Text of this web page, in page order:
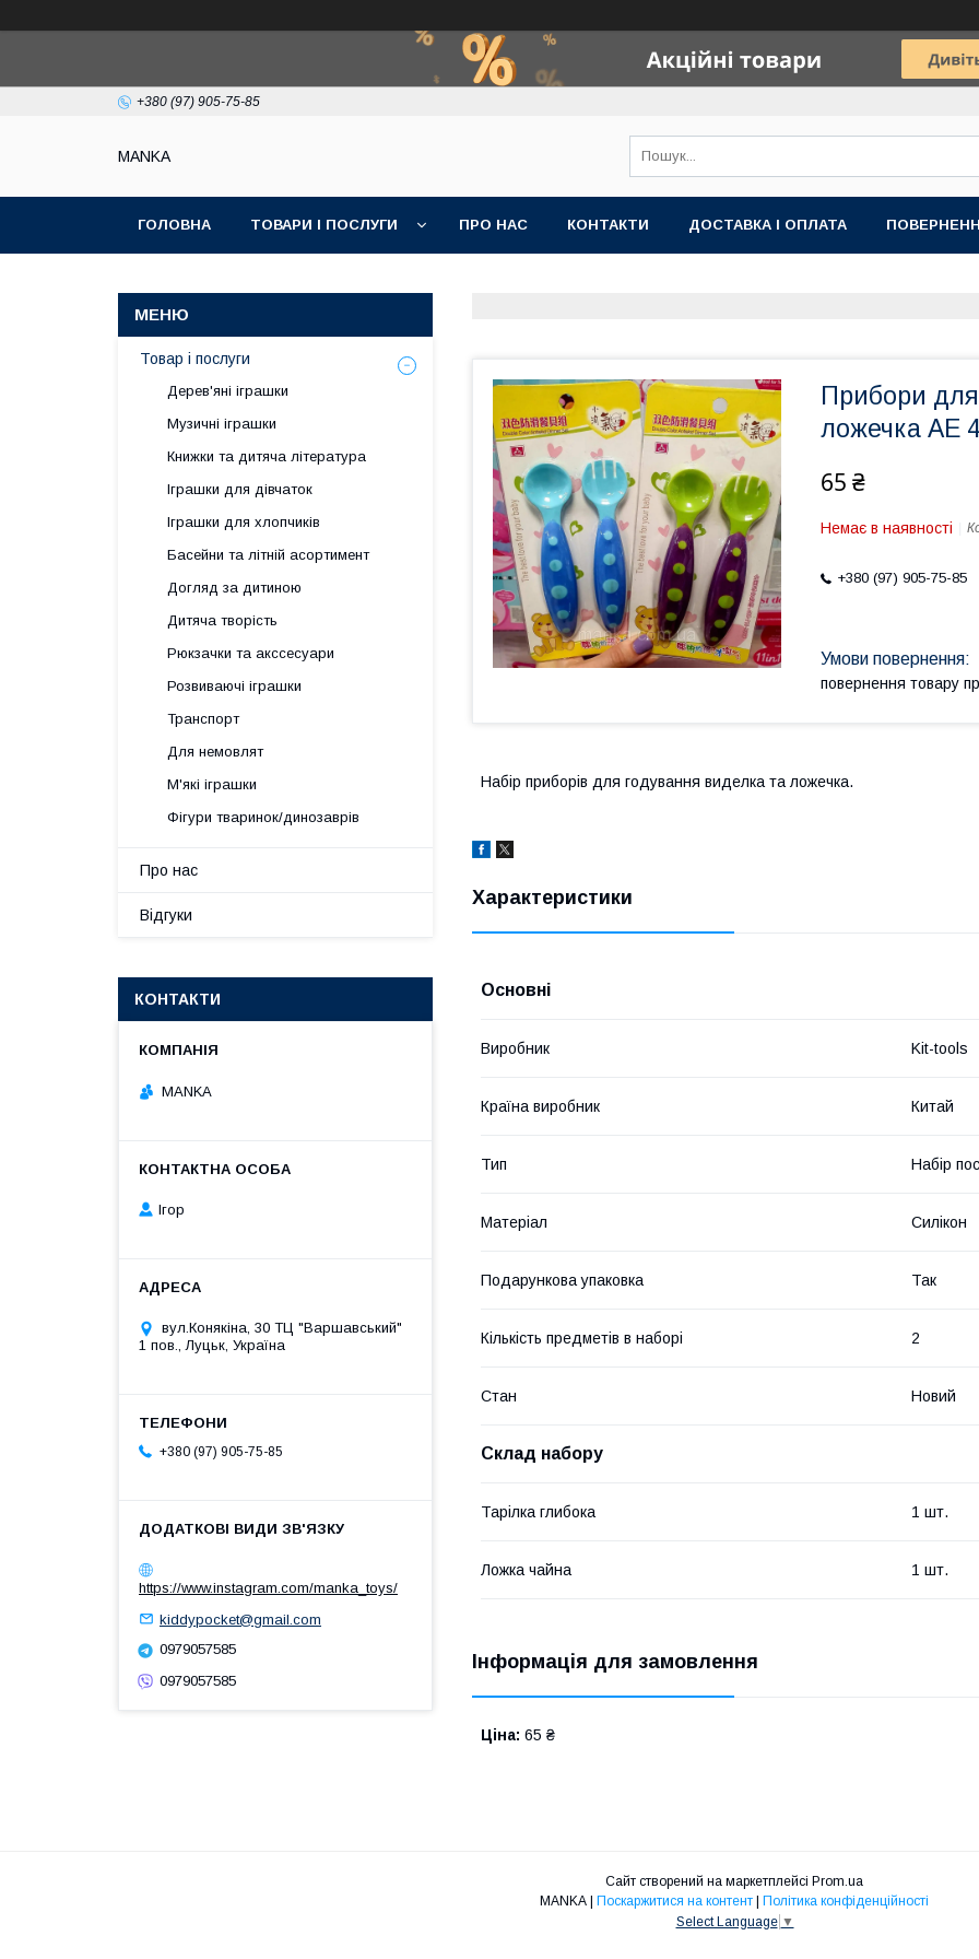
+380 (97) 905-75-85
МАNKА
ГОЛОВНА ТОВАРИ І ПОСЛУГИ ПРО НАС КОНТАКТИ ДОСТАВКА І ОПЛАТА
Прибори
ложечка АЕ
65 ₴
Немає в наявності
+380 (97) 905-75-85
повернення товару
Набір приборів для годування виделка та ложечка.
Характеристики
Основні
Виробник Kit-tools
Країна виробник Китай
Тип Набір
Матеріал Силікон
Подарункова упаковка Так
Кількість предметів в наборі 2
Стан Новий
Склад набору
Тарілка глибока 1 шт.
Ложка чайна 1 шт.
Інформація для замовлення
Ціна: 65 ₴
Товар і послуги
Дерев'яні іграшки
Музичні іграшки
Книжки та дитяча література
Іграшки для дівчаток
Іграшки для хлопчиків
Басейни та літній асортимент
Догляд за дитиною
Дитяча творість
Рюкзачки та акссесуари
Розвиваючі іграшки
Транспорт
Для немовлят
М'які іграшки
Фігури тваринок/динозаврів
Про нас
Відгуки
КОНТАКТИ
MANKA
Ігор
вул.Конякіна, 30 ТЦ "Варшавський"
1 пов., Луцьк, Україна
+380 (97) 905-75-85
https://www.instagram.com/manka_toys/
kiddypocket@gmail.com
0979057585
0979057585
Сайт створений на маркетплейсі Prom.ua
Поскаржитися на контент
Політика конфіденційності
Select Language ▼